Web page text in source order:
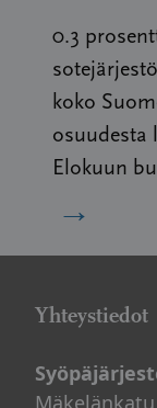
0.3
koko
osuudesta
Elokuun
→
Yhteystiedot